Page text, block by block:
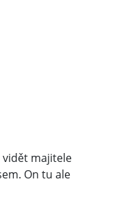
vidět majitele
On tu ale